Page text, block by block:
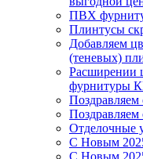
ПВХ
Плинтусы
Добавляем
(теневых)
Расширении
фурнитуры
Отделочные
С Новым
С Новым